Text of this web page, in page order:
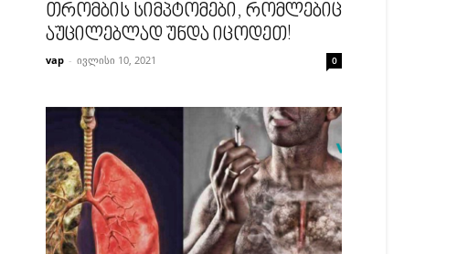
თრომბის სიმპტომები, რომლებიც
აუცილებლად უნდა იცოდეთ!
vap - ივლისი 10, 2021 0